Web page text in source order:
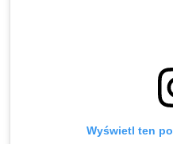
Wyświetl ten